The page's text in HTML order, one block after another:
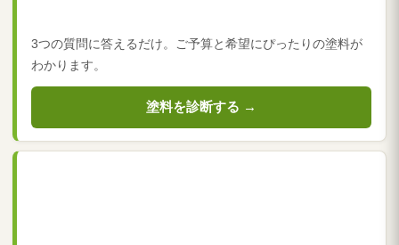
3つの質問に答えるだけ。ご予算と希望にぴったりの塗料が
わかります。
塗料を診断する →